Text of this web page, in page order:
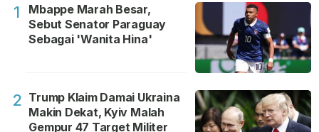
1
Mbappe Marah Besar,
Sebut Senator Paraguay
Sebagai 'Wanita Hina'
2 Trump Klaim Damai Ukraina
Makin Dekat, Kyiv Malah
Gempur 47 Target Militer